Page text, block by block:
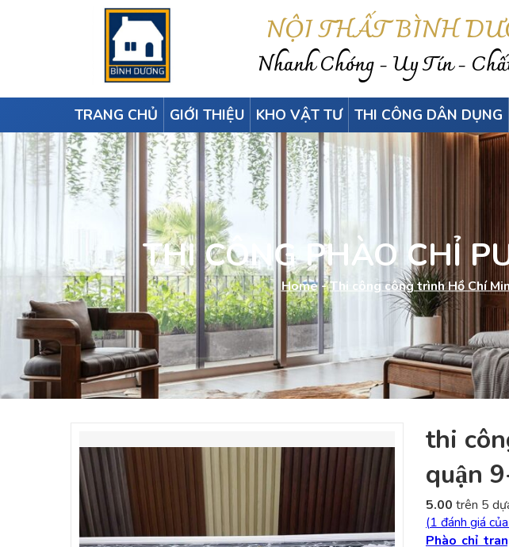
NỘI THẤT BÌNH
Nhanh Chóng - Uy Tín -
TRANG CHỦ GIỚI THIỆU KHO VẬT TƯ THI CÔNG DÂN DỤNG
THI CÔNG PHÀO CHỈ
Home-Thi công công trình Hồ Chí
thi
quận
5.00 trên 5
(1 đánh giá
Phào chỉ